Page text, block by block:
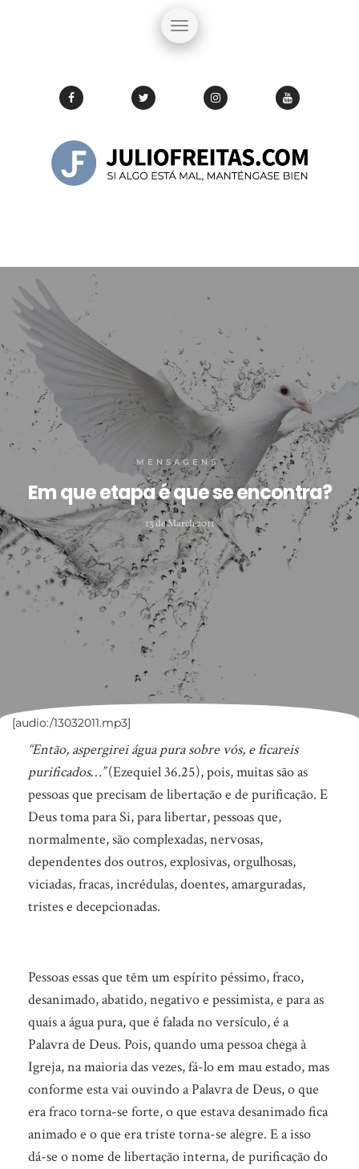
MENSAGENS
Em que etapa é que se encontra?
13 de March 2011
Em
que
etapa
é
que
se
encontra?
[audio:/13032011.mp3]
“Então, aspergirei água pura sobre vós, e ficareis
purificados…”(Ezequiel 36.25), pois, muitas são as
pessoas que precisam de libertação e de purificação. E
Deus toma para Si, para libertar, pessoas que,
normalmente, são complexadas, nervosas,
dependentes dos outros, explosivas, orgulhosas,
viciadas, fracas, incrédulas, doentes, amarguradas,
tristes e decepcionadas.
Pessoas essas que têm um espírito péssimo, fraco,
desanimado, abatido, negativo e pessimista, e para as
quais a água pura, que é falada no versículo, é a
Palavra de Deus. Pois, quando uma pessoa chega à
Igreja, na maioria das vezes, fá-lo em mau estado, mas
conforme esta vai ouvindo a Palavra de Deus, o que
era fraco torna-se forte, o que estava desanimado fica
animado e o que era triste torna-se alegre. E a isso
dá-se o nome de libertação interna, de purificação do